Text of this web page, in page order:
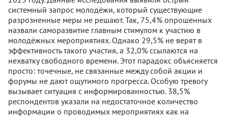
системный запрос молодёжи, который существующие
разрозненные меры не решают. Так, 75,4% опрошенных
назвали саморазвитие главным стимулом к участию в
молодёжных мероприятиях. Однако 29,5% не верят в
эффективность такого участия, а 32,0% ссылаются на
нехватку свободного времени. Этот парадокс объясняется
просто: точечные, не связанные между собой акции и
форумы не дают ощутимого прогресса. Особую тревогу
вызывает ситуация с информированностью. 38,5%
респондентов указали на недостаточное количество
информации о проводимых мероприятиях как на